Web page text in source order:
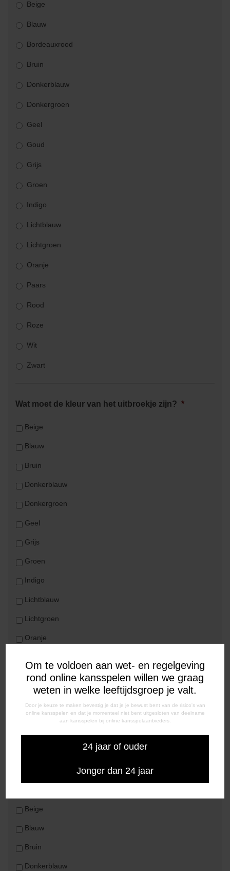
Om te voldoen aan wet- en regelgeving
rond online kansspelen willen we graag
weten in welke leeftijdsgroep je valt.
Door je keuze te maken bevestig je dat je je bewust bent van de risico's van
online kansspelen en dat je momenteel niet bent uitgesloten van deelname
aan kansspelen bij online kansspelaanbieders.
24 jaar of ouder
Jonger dan 24 jaar
Beige
Blauw
Bordeauxrood
Bruin
Donkerblauw
Donkergroen
Geel
Goud
Grijs
Groen
Indigo
Lichtblauw
Lichtgroen
Oranje
Paars
Rood
Roze
Wit
Zwart
Wat moet de kleur van het uitbroekje zijn? *
Beige
Blauw
Bruin
Donkerblauw
Donkergroen
Geel
Grijs
Groen
Indigo
Lichtblauw
Lichtgroen
Oranje
Rood
Roze
Wit
Zwart
Welke kleur moeten de kousen van het uittenue
zijn? *
Beige
Blauw
Bruin
Donkerblauw